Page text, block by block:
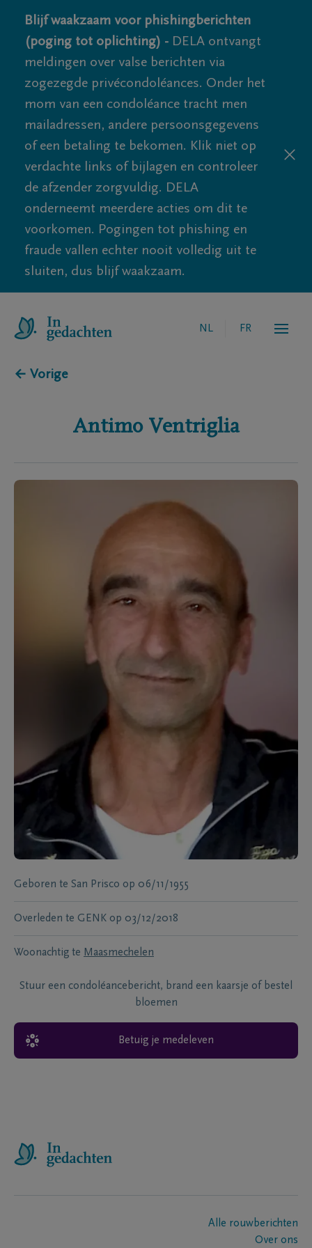
Blijf waakzaam voor phishingberichten
(poging tot oplichting) - DELA ontvangt
meldingen over valse berichten via
zogezegde privécondoléances. Onder het
mom van een condoléance tracht men
mailadressen, andere persoonsgegevens
of een betaling te bekomen. Klik niet op
verdachte links of bijlagen en controleer
de afzender zorgvuldig. DELA
onderneemt meerdere acties om dit te
voorkomen. Pogingen tot phishing en
fraude vallen echter nooit volledig uit te
sluiten, dus blijf waakzaam.
NL FR
← Vorige
Antimo Ventriglia
Geboren te San Prisco op 06/11/1955
Overleden te GENK op 03/12/2018
Woonachtig te Maasmechelen
Stuur een condoléancebericht, brand een kaarsje of bestel
bloemen
Betuig je medeleven
Alle rouwberichten
Over ons